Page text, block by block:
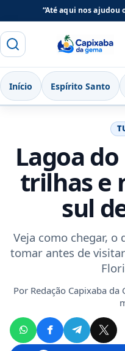
“Até aqui nos ajudou
Buscar
Menu
Início Espírito Santo
Lagoa
trilhas e
sul
Veja como chegar, o
tomar antes de
Por Redação Capixaba da